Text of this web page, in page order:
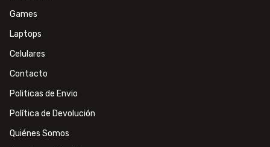
Games
Laptops
Celulares
Contacto
Politicas de Envio
Política de Devolución
Quiénes Somos